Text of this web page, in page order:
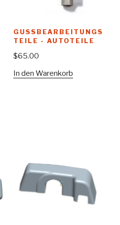
GUSSBEARBEITUNGS
TEILE - AUTOTEILE
$65.00
In den Warenkorb